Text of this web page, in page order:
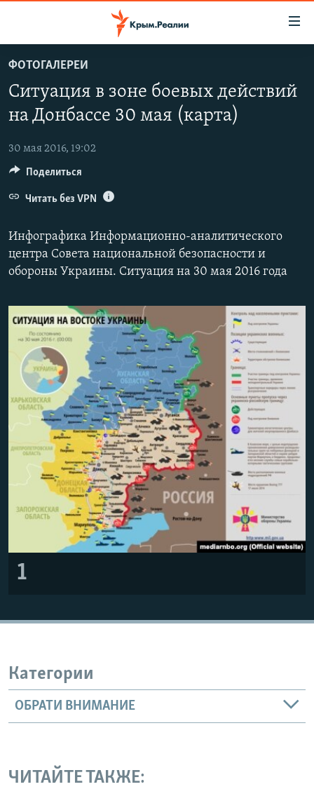
основному
содержанию
Вернутся
навигации
Вернутся
поиску
СПЕЦПРОЕКТЫ
ГРУЗ 200
КАРТА ВОЕННЫХ ОБЪЕКТОВ КРЫМА
11 ЛЕТ ОККУПАЦИИ КРЫМА. 11 ИСТОРИЙ СОПРОТИВЛЕНИЯ
ВОДА
ИСТОРИЯ
ЕЩЕ
ИНТЕРАКТИВ
ТЕЛЕПРОЕКТ КРЫМ.РЕАЛИИ
СОВЕТЫ ПРАВОЗАЩИТНИКОВ
ПОБЕДИТЕЛЕЙ НЕ СУДЯТ?
КРЫМ.НЕПОКОРЕННЫЙ
ELIFBE
УКРАИНСКАЯ ПРОБЛЕМА КРЫМА
РАДІО СВОБОДА
Українською
ПРИСОЕДИНЯЙТЕСЬ!
Все сайты RFE/RL
ФОТОГАЛЕРЕИ
Ситуация в зоне боевых действий
на Донбассе 30 мая (карта)
30 мая 2016, 19:02
Инфографика Информационно­-аналитического
центра Совета национальной безопасности и
обороны Украины. Ситуация на 30 мая 2016 года
1
Поделиться
Читать без VPN
Категории
ОБРАТИ ВНИМАНИЕ
ЧИТАЙТЕ ТАКЖЕ: